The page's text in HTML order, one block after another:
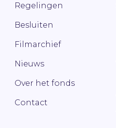
Regelingen
Besluiten
Filmarchief
Nieuws
Over het fonds
Contact